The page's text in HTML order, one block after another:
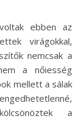
ebben az
virágokkal,
nemcsak a
a nőiesség
mellett a sálak
a